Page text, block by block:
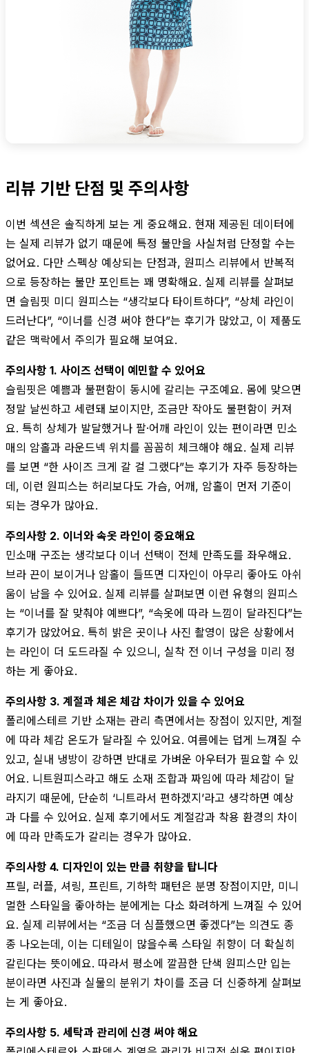
리뷰 기반 단점 및 주의사항
이번 섹션은 솔직하게 보는 게 중요해요. 현재 제공된 데이터에
는 실제 리뷰가 없기 때문에 특정 불만을 사실처럼 단정할 수는
없어요. 다만 스펙상 예상되는 단점과, 원피스 리뷰에서 반복적
으로 등장하는 불만 포인트는 꽤 명확해요. 실제 리뷰를 살펴보
면 슬림핏 미디 원피스는 “생각보다 타이트하다”, “상체 라인이
드러난다”, “이너를 신경 써야 한다”는 후기가 많았고, 이 제품도
같은 맥락에서 주의가 필요해 보여요.
주의사항 1. 사이즈 선택이 예민할 수 있어요
슬림핏은 예쁨과 불편함이 동시에 갈리는 구조예요. 몸에 맞으면
정말 날씬하고 세련돼 보이지만, 조금만 작아도 불편함이 커져
요. 특히 상체가 발달했거나 팔·어깨 라인이 있는 편이라면 민소
매의 암홀과 라운드넥 위치를 꼼꼼히 체크해야 해요. 실제 리뷰
를 보면 “한 사이즈 크게 갈 걸 그랬다”는 후기가 자주 등장하는
데, 이런 원피스는 허리보다도 가슴, 어깨, 암홀이 먼저 기준이
되는 경우가 많아요.
주의사항 2. 이너와 속옷 라인이 중요해요
민소매 구조는 생각보다 이너 선택이 전체 만족도를 좌우해요.
브라 끈이 보이거나 암홀이 들뜨면 디자인이 아무리 좋아도 아쉬
움이 남을 수 있어요. 실제 리뷰를 살펴보면 이런 유형의 원피스
는 “이너를 잘 맞춰야 예쁘다”, “속옷에 따라 느낌이 달라진다”는
후기가 많았어요. 특히 밝은 곳이나 사진 촬영이 많은 상황에서
는 라인이 더 도드라질 수 있으니, 실착 전 이너 구성을 미리 정
하는 게 좋아요.
주의사항 3. 계절과 체온 체감 차이가 있을 수 있어요
폴리에스테르 기반 소재는 관리 측면에서는 장점이 있지만, 계절
에 따라 체감 온도가 달라질 수 있어요. 여름에는 덥게 느껴질 수
있고, 실내 냉방이 강하면 반대로 가벼운 아우터가 필요할 수 있
어요. 니트원피스라고 해도 소재 조합과 짜임에 따라 체감이 달
라지기 때문에, 단순히 ‘니트라서 편하겠지’라고 생각하면 예상
과 다를 수 있어요. 실제 후기에서도 계절감과 착용 환경의 차이
에 따라 만족도가 갈리는 경우가 많아요.
주의사항 4. 디자인이 있는 만큼 취향을 탑니다
프릴, 러플, 셔링, 프린트, 기하학 패턴은 분명 장점이지만, 미니
멀한 스타일을 좋아하는 분에게는 다소 화려하게 느껴질 수 있어
요. 실제 리뷰에서는 “조금 더 심플했으면 좋겠다”는 의견도 종
종 나오는데, 이는 디테일이 많을수록 스타일 취향이 더 확실히
갈린다는 뜻이에요. 따라서 평소에 깔끔한 단색 원피스만 입는
분이라면 사진과 실물의 분위기 차이를 조금 더 신중하게 살펴보
는 게 좋아요.
주의사항 5. 세탁과 관리에 신경 써야 해요